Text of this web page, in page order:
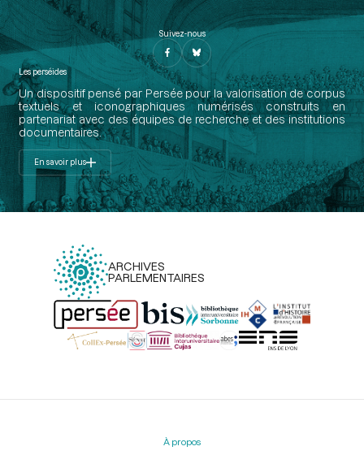
Suivez-nous
Les perséides
Un dispositif pensé par Persée pour la valorisation de corpus
textuels et iconographiques numérisés construits en
partenariat avec des équipes de recherche et des institutions
documentaires.
En savoir plus
ARCHIVES
PARLEMENTAIRES
Menu
À propos